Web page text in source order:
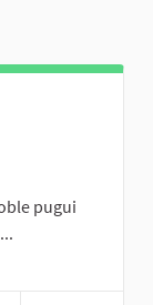
pugui
(Tot el municipi )